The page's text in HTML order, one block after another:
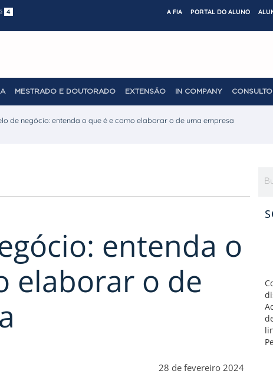
4 A FIA PORTAL DO ALUNO
MESTRADO E DOUTORADO EXTENSÃO IN COMPANY
de negócio: entenda o que é e como elaborar o de uma empresa
entenda o
elaborar o de
28 de fevereiro 2024